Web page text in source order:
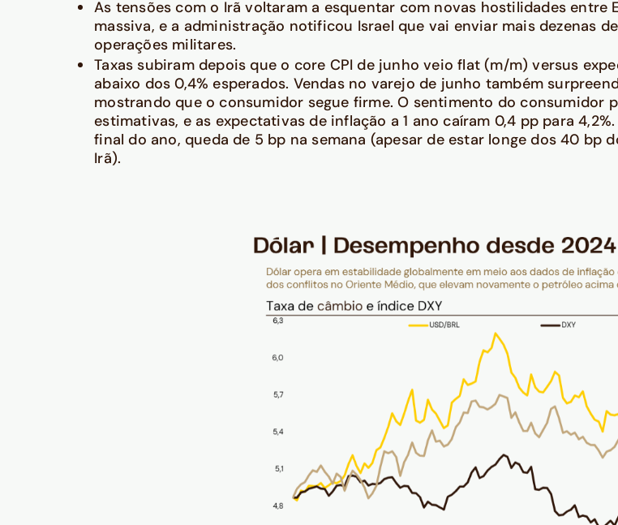
As tensões com o Irã voltaram a esquentar com novas hostilidades entre
massiva, e a administração notificou Israel que vai enviar mais dezenas
operações militares.
Taxas subiram depois que o core CPI de junho veio flat (m/m) versus
abaixo dos 0,4% esperados. Vendas no varejo de junho também
mostrando que o consumidor segue firme. O sentimento do consumidor
estimativas, e as expectativas de inflação a 1 ano caíram 0,4 pp para
final do ano, queda de 5 bp na semana (apesar de estar longe dos 40 bp
Irã).